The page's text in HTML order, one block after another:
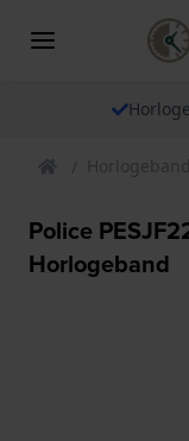
Police
Horlogeband